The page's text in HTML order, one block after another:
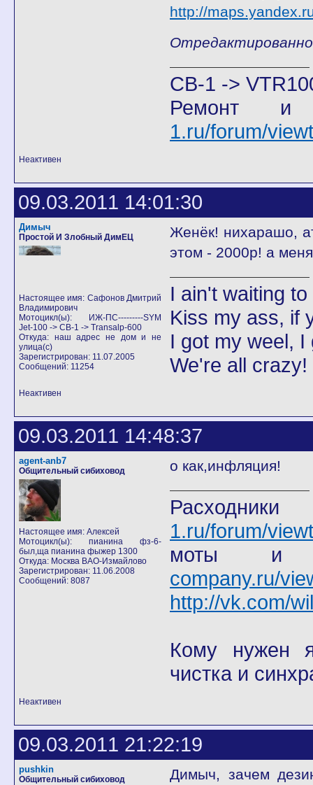
http://
CB-1 ->
Ремонт и
1.ru/forum/
Неактивен
09.03.2011 14:01:30
Димыч
Простой И Злобный ДимЕЦ
Настоящее имя: Сафонов Дмитрий
Владимирович
Мотоцикл(ы): ИЖ-ПС---------SYM
Jet-100 -> CB-1 -> Transalp-600
Откуда: наш адрес не дом и не
улица(с)
Зарегистрирован: 11.07.2005
Сообщений: 11254
Женёк! нихарашо,
этом - 2000р! а
I ain't waiting
Kiss my ass, if
I got my weel,
We're all
Неактивен
09.03.2011 14:48:37
agent-anb7
Общительный сибиховод
Настоящее имя: Алексей
Мотоцикл(ы): пианина фз-6-
был,ща пианина фыжер 1300
Откуда: Москва ВАО-Измайлово
Зарегистрирован: 11.06.2008
Сообщений: 8087
о как,инфляция!
1.ru/forum/
company.ru/
http://vk.com/
Кому нужен
чистка и
Неактивен
09.03.2011 21:22:19
pushkin
Общительный сибиховод
Димыч, зачем